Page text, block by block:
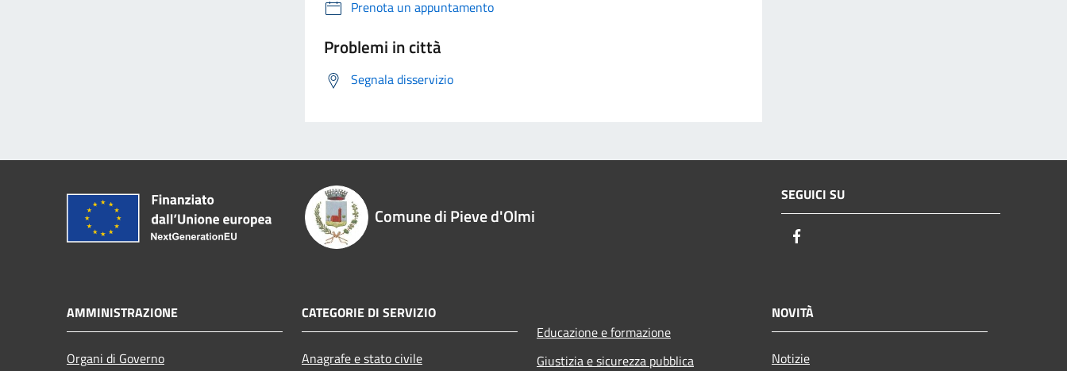
Prenota un appuntamento
Problemi in città
Segnala disservizio
Comune di Pieve d'Olmi
SEGUICI SU
AMMINISTRAZIONE
Organi di Governo
CATEGORIE DI SERVIZIO
Anagrafe e stato civile
Educazione e formazione
Giustizia e sicurezza pubblica
NOVITÀ
Notizie